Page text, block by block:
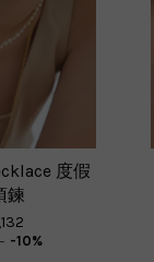
度假
鍊
-10%